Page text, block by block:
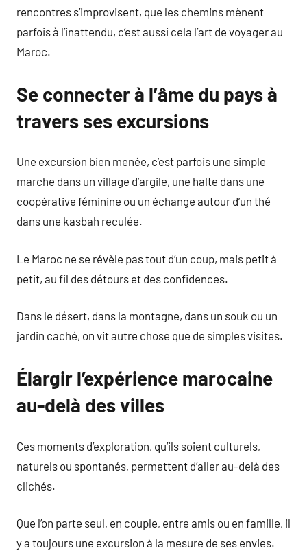
rencontres s’improvisent, que les chemins mènent
parfois à l’inattendu, c’est aussi cela l’art de voyager au
Maroc.
Se connecter à l’âme du pays à
travers ses excursions
Une excursion bien menée, c’est parfois une simple
marche dans un village d’argile, une halte dans une
coopérative féminine ou un échange autour d’un thé
dans une kasbah reculée.
Le Maroc ne se révèle pas tout d’un coup, mais petit à
petit, au fil des détours et des confidences.
Dans le désert, dans la montagne, dans un souk ou un
jardin caché, on vit autre chose que de simples visites.
Élargir l’expérience marocaine
au-delà des villes
Ces moments d’exploration, qu’ils soient culturels,
naturels ou spontanés, permettent d’aller au-delà des
clichés.
Que l’on parte seul, en couple, entre amis ou en famille, il
y a toujours une excursion à la mesure de ses envies.